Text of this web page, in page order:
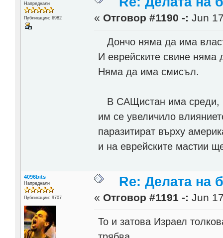
Напреднали
Публикации: 6982 « Отговор #1190 -: Jun
Дончо няма да има
И еврейските свине няма
Няма да има смисъл.
В САЩистан има среди,
им се увеличило
паразитират върху
и на еврейските мастии
4096bits
Напреднали
Публикации: 9707
Re: Делата на
« Отговор #1191 -: Jun
То и затова Израел